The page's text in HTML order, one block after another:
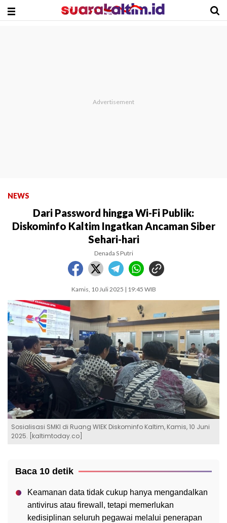
NEWS
Dari Password hingga Wi-Fi Publik:
Diskominfo Kaltim Ingatkan Ancaman Siber
Sehari-hari
Denada S Putri
Kamis, 10 Juli 2025 | 19:45 WIB
Sosialisasi SMKI di Ruang WIEK Diskominfo Kaltim, Kamis, 10 Juni
2025. [kaltimtoday.co]
Baca 10 detik
Keamanan data tidak cukup hanya mengandalkan
antivirus atau firewall, tetapi memerlukan
kedisiplinan seluruh pegawai melalui penerapan